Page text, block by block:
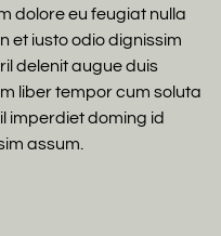
dolore eu feugiat nulla
et iusto odio dignissim
delenit augue duis
liber tempor cum soluta
imperdiet doming id
assum.